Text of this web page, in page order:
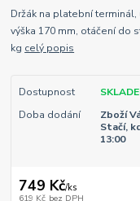
Držák na platební
výška 170 mm, otáčení do
kg celý popis
Dostupnost
Doba dodání
Zboží
Stačí,
13:00
749 Kč/ks
619 Kč bez DPH